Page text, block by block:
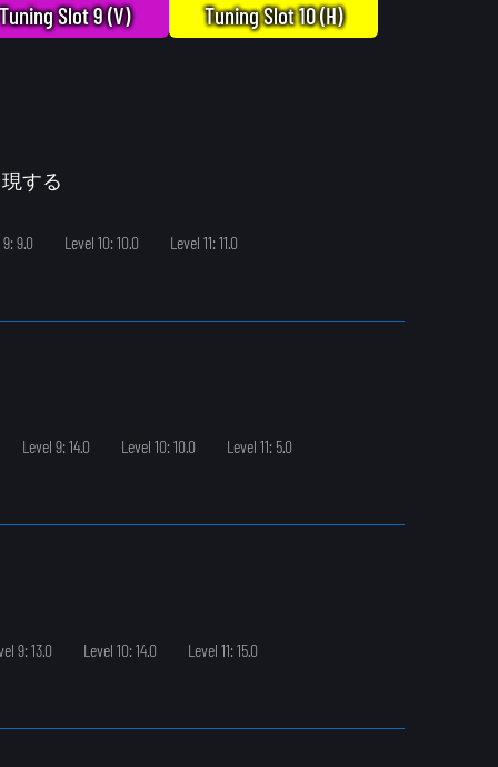
Slot 9 (V) Tuning Slot 10 (H)
する
9.0 Level 10: 10.0
Level 11: 11.0
Level 9: 14.0 Level 10: 10.0
Level 11: 5.0
9: 13.0 Level 10: 14.0
Level 11: 15.0